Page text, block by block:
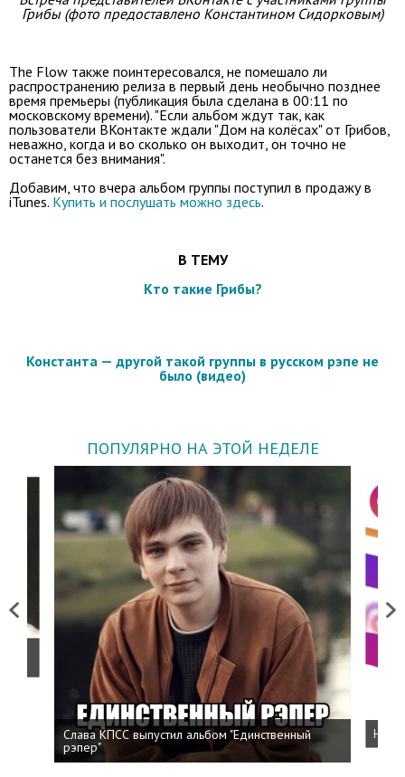
Грибы (фото предоставлено Константином Сидорковым)
The Flow также поинтересовался, не помешало ли
распространению релиза в первый день необычно позднее
время премьеры (публикация была сделана в 00:11 по
московскому времени). "Если альбом ждут так, как
пользователи ВКонтакте ждали "Дом на колёсах" от Грибов,
неважно, когда и во сколько он выходит, он точно не
останется без внимания".
Добавим, что вчера альбом группы поступил в продажу в
iTunes. Купить и послушать можно здесь.
В ТЕМУ
Кто такие Грибы?
Константа — другой такой группы в русском рэпе не
было (видео)
ПОПУЛЯРНО НА ЭТОЙ НЕДЕЛЕ
Previous
Слава КПСС выпустил альбом "Единственный
рэпер"
Next